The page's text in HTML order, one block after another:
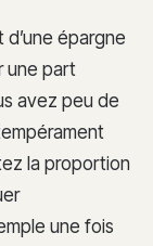
épargne
une part
avez peu de
la proportion
une fois